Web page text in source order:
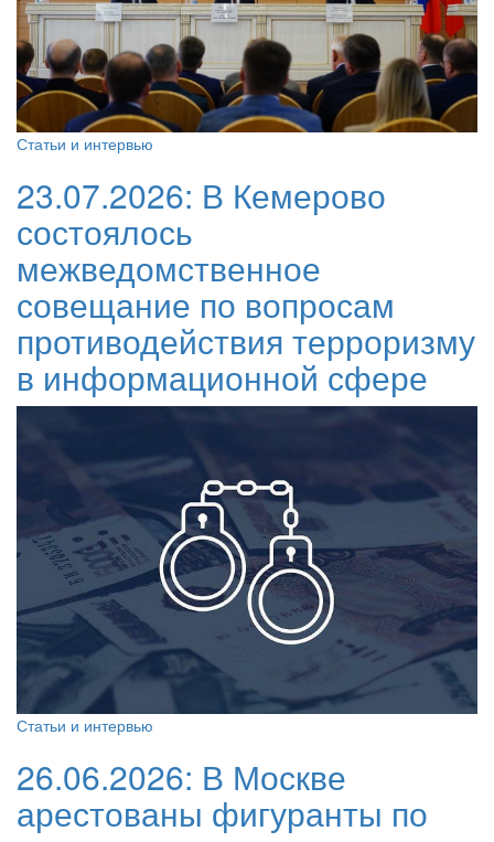
Статьи и интервью
23.07.2026: В Кемерово
состоялось
межведомственное
совещание по вопросам
противодействия терроризму
в информационной сфере
Статьи и интервью
26.06.2026: В Москве
арестованы фигуранты по